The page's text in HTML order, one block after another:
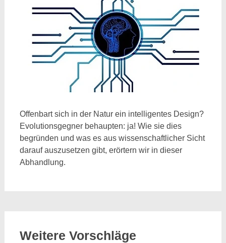
Offenbart sich in der Natur ein intelligentes Design?
Evolutionsgegner behaupten: ja! Wie sie dies
begründen und was es aus wissenschaftlicher Sicht
darauf auszusetzen gibt, erörtern wir in dieser
Abhandlung.
Weitere Vorschläge